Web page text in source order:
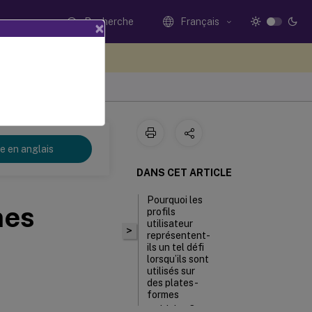
Recherche Français
en anglais
>
DANS CET ARTICLE
Pourquoi les
profils
utilisateur
représentent-
ils un tel défi
lorsqu’ils sont
utilisés sur
des plates-
formes
multiples ?
×